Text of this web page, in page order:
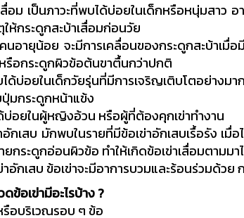
อม เป็นภาวะที่พบได้บ่อยในเด็กหรือหนุ่มสาว
ห้กระดูกสะบ้าเสื่อมก่อนวัย
อายุน้อย จะมีการเคลื่อนของกระดูกสะบ้าเมื่อ
รือกระดูกผิวข้อต้นขาตื้นกว่าปกติ
ด้บ่อยในเด็กวัยรุ่นที่มีการเจริญเติบโตอย่างม
มกระดูกหน้าแข้ง
บ่อยในผู้หญิงอ้วน หรือผู้ที่ต้องคุกเข่าทำงาน
กเสบ มักพบในรายที่มีข้อเข่าอักเสบเรื้อรัง เ
กระดูกอ่อนผิวข้อ ทำให้เกิดข้อเข่าเสื่อมตามมา
กเสบ ข้อเข่าจะมีอาการบวมและร้อนร่วมด้วย
อเข่ามีอะไรบ้าง ?
รือบริเวณรอบ ๆ ข้อ